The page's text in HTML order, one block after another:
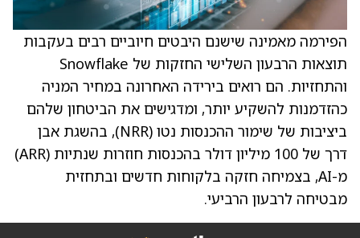
הפירמה מאמינה שישנם היבטים חיוביים רבים בעקבות
תוצאות הרבעון השלישי החזקות של Snowflake
והתחזיות. הם רואים בירידה האחרונה במחיר המניה
כהזדמנות להשקיע יותר, ומדגישים את הביטחון שלהם
ביציבות של שימור ההכנסות נטו (NRR), בהשגת אבן
דרך של 100 מיליון דולר בהכנסות חוזרות שנתיות (ARR)
מ-AI, בצמיחה חזקה בלקוחות חדשים ובתחזית
מבטיחה לרבעון הרביעי.